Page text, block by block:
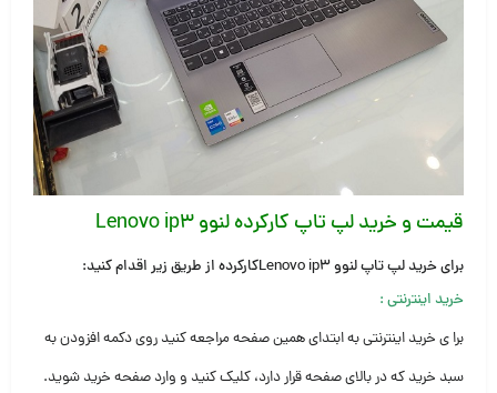
قیمت و خرید لپ تاپ کارکرده لنوو Lenovo ip3
برای خرید لپ تاپ لنوو Lenovo ip3کارکرده از طریق زیر اقدام کنید:
خرید اینترنتی:
برا ی خرید اینترنتی به ابتدای همین صفحه مراجعه کنید روی دکمه افزودن به
سبد خرید که در بالای صفحه قرار دارد، کلیک کنید و وارد صفحه خرید شوید.